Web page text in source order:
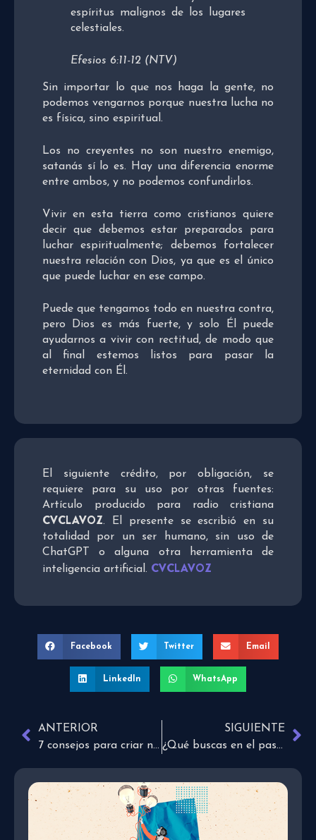
espíritus malignos de los lugares
celestiales.
Efesios 6:11-12 (NTV)
Sin importar lo que nos haga la gente, no
podemos vengarnos porque nuestra lucha no
es física, sino espiritual.
Los no creyentes no son nuestro enemigo,
satanás sí lo es. Hay una diferencia enorme
entre ambos, y no podemos confundirlos.
Vivir en esta tierra como cristianos quiere
decir que debemos estar preparados para
luchar espiritualmente; debemos fortalecer
nuestra relación con Dios, ya que es el único
que puede luchar en ese campo.
Puede que tengamos todo en nuestra contra,
pero Dios es más fuerte, y solo Él puede
ayudarnos a vivir con rectitud, de modo que
al final estemos listos para pasar la
eternidad con Él.
El siguiente crédito, por obligación, se
requiere para su uso por otras fuentes:
Artículo producido para radio cristiana
CVCLAVOZ. El presente se escribió en su
totalidad por un ser humano, sin uso de
ChatGPT o alguna otra herramienta de
inteligencia artificial. CVCLAVOZ
Facebook Twitter Email
LinkedIn WhatsApp
ANTERIOR
7 consejos para criar niños más seguros de sí mismos
SIGUIENTE
¿Qué buscas en el pasado?